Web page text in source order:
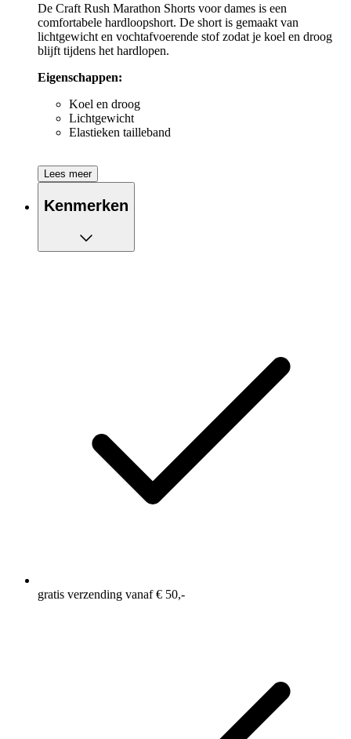
De Craft Rush Marathon Shorts voor dames is een
comfortabele hardloopshort. De short is gemaakt van
lichtgewicht en vochtafvoerende stof zodat je koel en droog
blijft tijdens het hardlopen.
Eigenschappen:
Koel en droog
Lichtgewicht
Elastieken tailleband
Lees meer
Kenmerken
gratis verzending vanaf € 50,-